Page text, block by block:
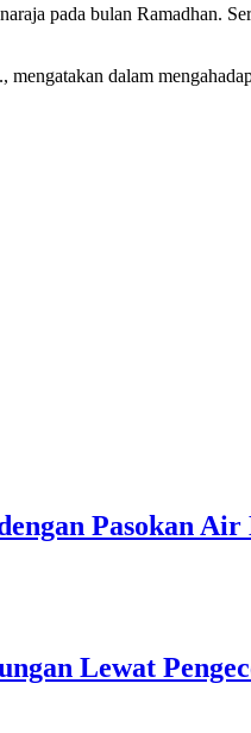
pada bulan Ramadhan.
dalam
Pasokan Air
Lewat